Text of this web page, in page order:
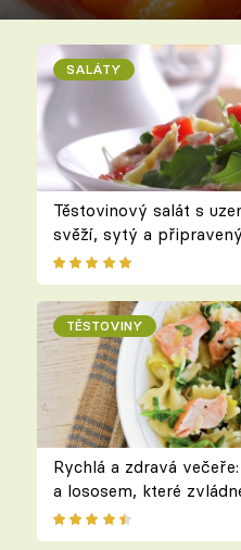
SALÁTY
Těstovinový salát s
svěží, sytý a
TĚSTOVINY
Rychlá a zdravá
a lososem, které